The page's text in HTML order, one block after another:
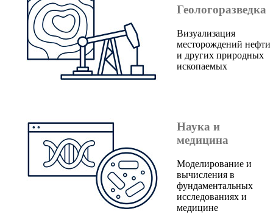
Геологоразведка
Визуализация
месторождений нефти
и других природных
ископаемых
Наука и
медицина
Моделирование и
вычисления в
фундаментальных
исследованиях и
медицине